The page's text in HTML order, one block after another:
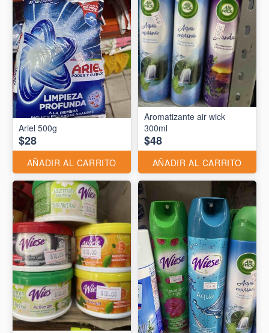
Ariel 500g
$28
AÑADIR AL CARRITO
Aromatizante air wick
300ml
$48
AÑADIR AL CARRITO